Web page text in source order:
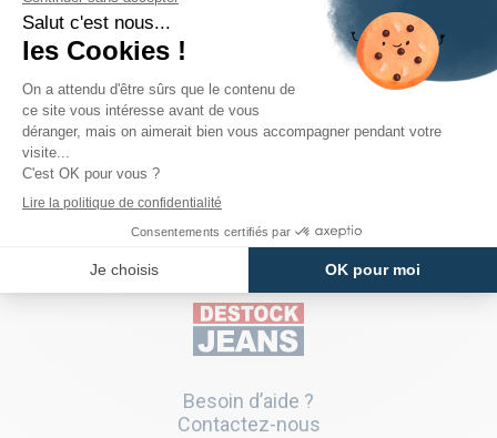
Ventes flash, codes promo, nouveaux arrivages... rien ne vous
échappera! Inscrivez-vous vite à notre newsletter pour recevoir
confidentialité des données clients
Besoin d’aide ?
Contactez-nous